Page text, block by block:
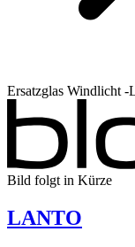
Ersatzglas Windlicht
Bild folgt in Kürze
LANTO